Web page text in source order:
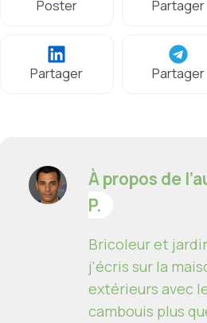
Poster Partager
Partager Partager
À propos de
P.
Bricoleur et
j'écris sur la
extérieurs avec
cambouis plus